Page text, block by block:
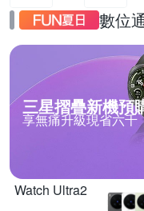
數位
三星摺疊新機預
享無痛升級現省六千
Watch Ultra2